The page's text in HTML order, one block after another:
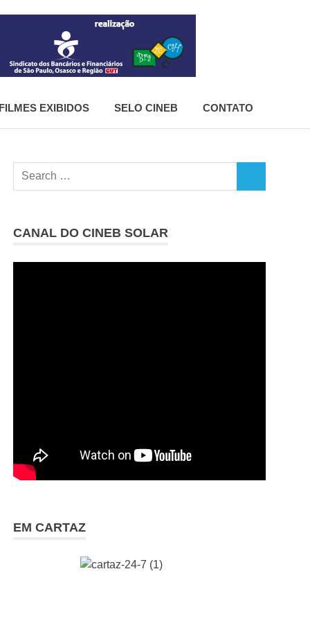
FILMES EXIBIDOS SELO CINEB CONTATO
Search
CANAL DO CINEB SOLAR
EM CARTAZ